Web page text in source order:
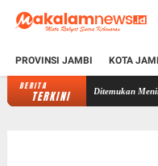
PROVINSI JAMBI KOTA
BERITA
TERKININenek Zaimah